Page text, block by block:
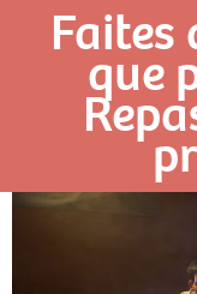
Faites
que